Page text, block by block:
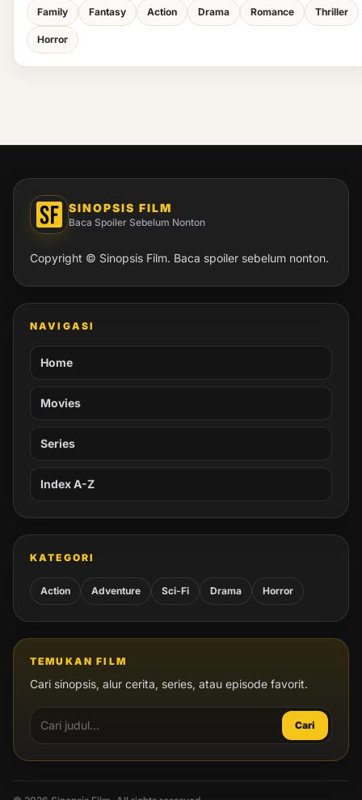
Family Fantasy Action Drama Romance Thriller
Horror
SINOPSIS FILM
Baca Spoiler Sebelum Nonton
Copyright © Sinopsis Film. Baca spoiler sebelum nonton.
NAVIGASI
Home
Movies
Series
Index A-Z
KATEGORI
Action Adventure Sci-Fi Drama Horror
TEMUKAN FILM
Cari sinopsis, alur cerita, series, atau episode favorit.
Cari